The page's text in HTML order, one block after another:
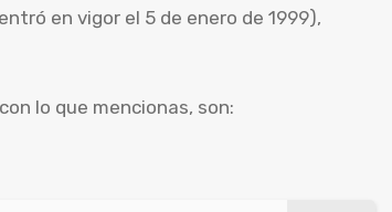
en vigor el 5 de enero de 1999),
lo que mencionas, son: